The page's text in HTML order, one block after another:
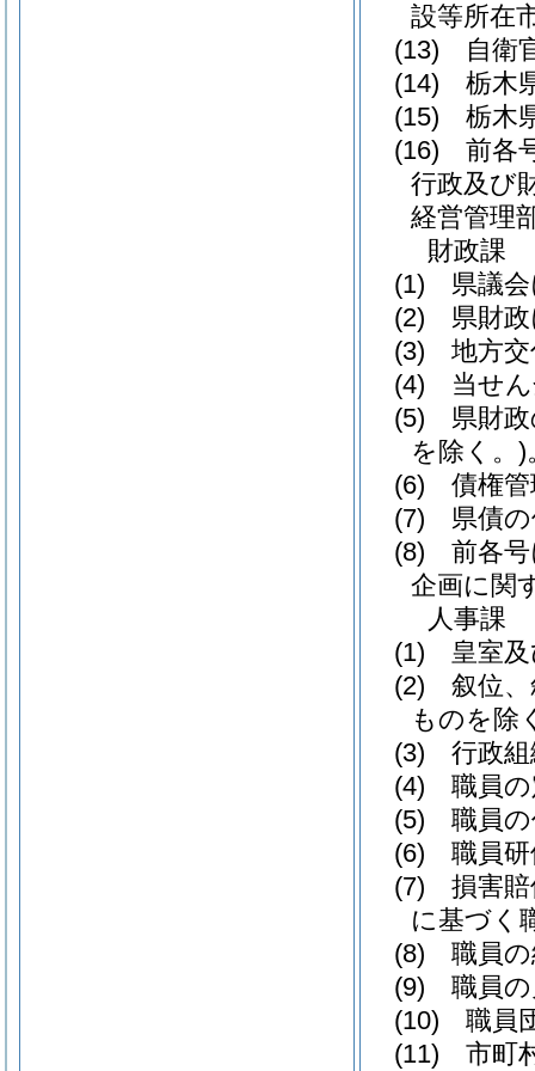
設等所在
(13) 自衛
(14) 栃木
(15) 栃木
(16) 前各
行政及び
経営管理
財政課
(1) 県議会
(2) 県財政
(3) 地方交
(4) 当せん
(5) 県財政
を除く。)
(6) 債権管
(7) 県債の
(8) 前各号
企画に関
人事課
(1) 皇室及
(2) 叙位、
ものを除
(3) 行政組
(4) 職員の
(5) 職員の
(6) 職員研
(7) 損害賠
に基づく
(8) 職員の
(9) 職員の
(10) 職員
(11) 市町